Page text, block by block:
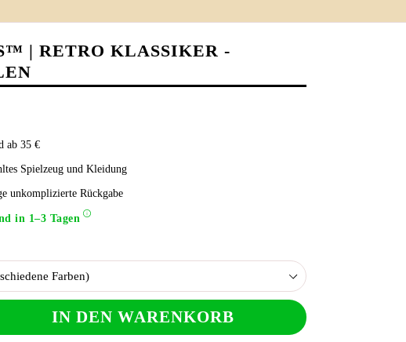
| RETRO KLASSIKER -
ab 35 €
Spielzeug und Kleidung
unkomplizierte Rückgabe
in 1–3 Tagen
IN DEN WARENKORB